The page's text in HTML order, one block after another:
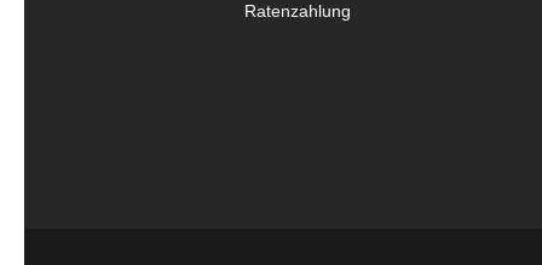
Ratenzahlung